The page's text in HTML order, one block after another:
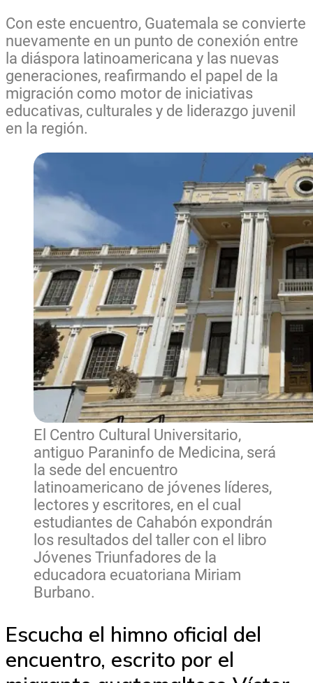
Con este encuentro, Guatemala se convierte
nuevamente en un punto de conexión entre
la diáspora latinoamericana y las nuevas
generaciones, reafirmando el papel de la
migración como motor de iniciativas
educativas, culturales y de liderazgo juvenil
en la región.
El Centro Cultural Universitario,
antiguo Paraninfo de Medicina, será
la sede del encuentro
latinoamericano de jóvenes líderes,
lectores y escritores, en el cual
estudiantes de Cahabón expondrán
los resultados del taller con el libro
Jóvenes Triunfadores de la
educadora ecuatoriana Miriam
Burbano.
Escucha el himno oficial del
encuentro, escrito por el